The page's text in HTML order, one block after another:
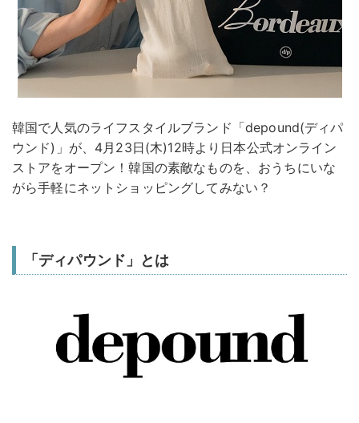
韓国で人気のライフスタイルブランド「depound(ディパ
ウンド)」が、4月23日(木)12時より日本公式オンライン
ストアをオープン！韓国の素敵なものを、おうちにいな
がら手軽にネットショッピングしてみない？
「ディパウンド」とは